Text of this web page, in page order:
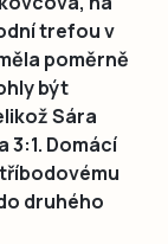
trefou v
poměrně
být
Sára
3:1. Domácí
druhého